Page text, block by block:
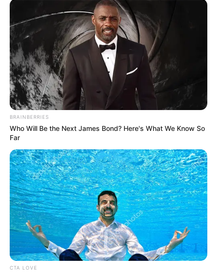
COMPARTIR
ALERTA BOGOTÁ EN GOOGLE NEWS
SALUD HOSPITAL INTERNACIONAL DE COLOMBIA
MANTÉNGASE EN ALERTA
Tenemos todas las noticias que le
interesan. Para estar bien informado, por
favor, active las notificaciones de Alerta.
BRAINBERRIES
Who Will Be the Next James Bond? Here's What We Know So
Far
CTA LOVE